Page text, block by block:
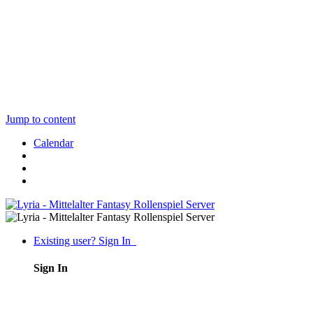
Jump to content
Calendar
Existing user? Sign In
Sign In